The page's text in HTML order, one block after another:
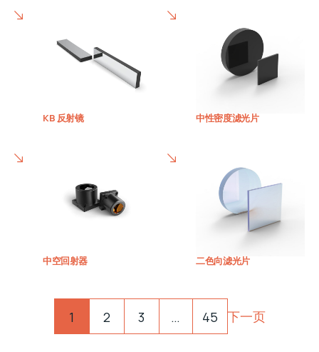
KB 反射镜 中性密度滤光片
中空回射器 二色向滤光片
Pagination
1 2 3 … 45 下一页